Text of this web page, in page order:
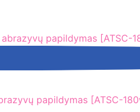
papildymas [ATSC-